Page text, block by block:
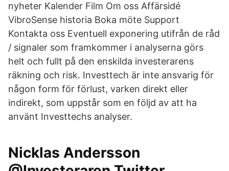
nyheter Kalender Film Om oss Affärsidé
VibroSense historia Boka möte Support
Kontakta oss Eventuell exponering utifrån de råd
/ signaler som framkommer i analyserna görs
helt och fullt på den enskilda investerarens
räkning och risk. Investtech är inte ansvarig för
någon form för förlust, varken direkt eller
indirekt, som uppstår som en följd av att ha
använt Investtechs analyser.
Nicklas Andersson